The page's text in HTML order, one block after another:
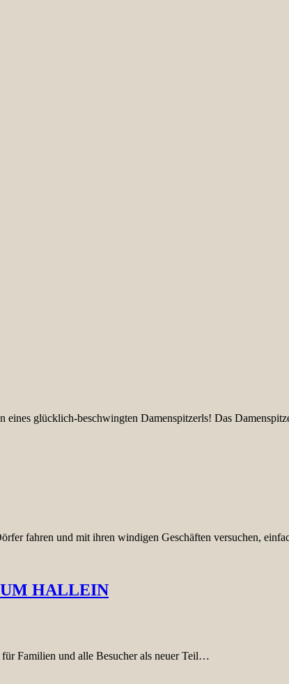
eines glücklich-beschwingten Damenspitzerls! Das
fahren und mit ihren windigen Geschäften versuchen,
HALLEIN
Familien und alle Besucher als neuer Teil…